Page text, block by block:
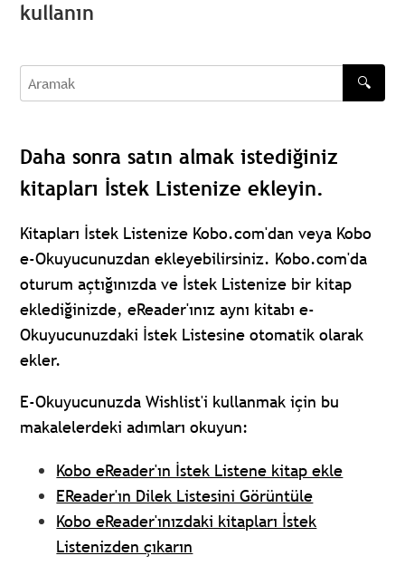
kullanın
Aramak
🔍
Daha sonra satın almak istediğiniz
kitapları İstek Listenize ekleyin.
Kitapları İstek Listenize Kobo.com'dan veya Kobo
e-Okuyucunuzdan ekleyebilirsiniz. Kobo.com'da
oturum açtığınızda ve İstek Listenize bir kitap
eklediğinizde, eReader'ınız aynı kitabı e-
Okuyucunuzdaki İstek Listesine otomatik olarak
ekler.
E-Okuyucunuzda Wishlist'i kullanmak için bu
makalelerdeki adımları okuyun:
Kobo eReader'ın İstek Listene kitap ekle
EReader'ın Dilek Listesini Görüntüle
Kobo eReader'ınızdaki kitapları İstek
Listenizden çıkarın